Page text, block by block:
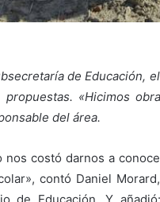
de Educación,
propuestas. «Hicimos
del área.
nos costó darnos a
contó Daniel